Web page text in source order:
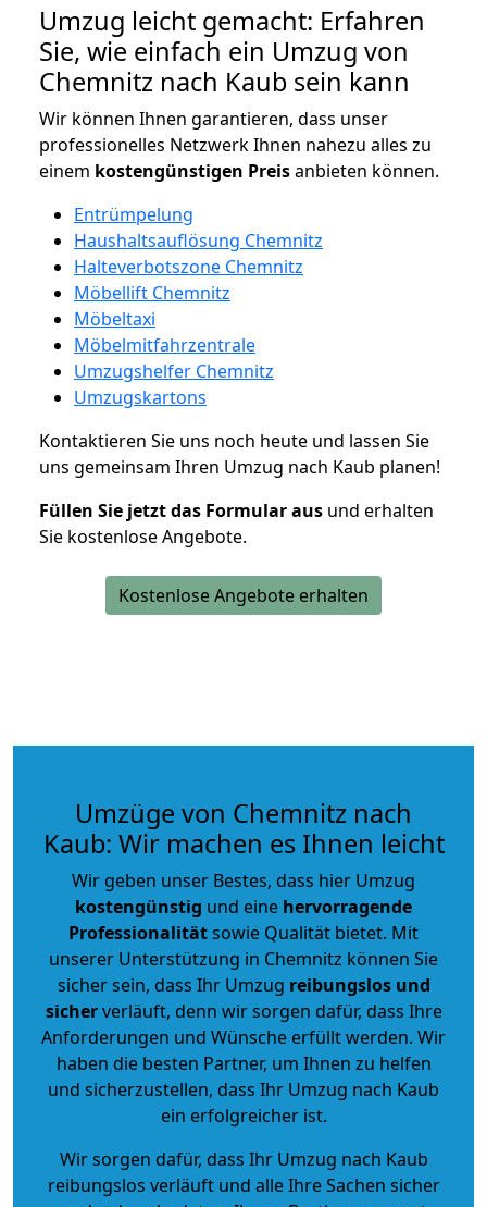
Umzug leicht gemacht: Erfahren
Sie, wie einfach ein Umzug von
Chemnitz nach Kaub sein kann
Wir können Ihnen garantieren, dass unser
professionelles Netzwerk Ihnen nahezu alles zu
einem kostengünstigen Preisanbieten können.
Entrümpelung
Haushaltsauflösung Chemnitz
Halteverbotszone Chemnitz
Möbellift Chemnitz
Möbeltaxi
Möbelmitfahrzentrale
Umzugshelfer Chemnitz
Umzugskartons
Kontaktieren Sie uns noch heute und lassen Sie
uns gemeinsam Ihren Umzug nach Kaub planen!
Füllen Sie jetzt das Formular aus und erhalten
Sie kostenlose Angebote.
Kostenlose Angebote erhalten
Umzüge von Chemnitz nach
Kaub: Wir machen es Ihnen leicht
Wir geben unser Bestes, dass hier Umzug
kostengünstig und eine hervorragende
Professionalitätsowie Qualität bietet. Mit
unserer Unterstützung in Chemnitz können Sie
sicher sein, dass Ihr Umzug reibungslos und
sicherverläuft, denn wir sorgen dafür, dass Ihre
Anforderungen und Wünsche erfüllt werden. Wir
haben die besten Partner, um Ihnen zu helfen
und sicherzustellen, dass Ihr Umzug nach Kaub
ein erfolgreicher ist.
Wir sorgen dafür, dass Ihr Umzug nach Kaub
reibungslos verläuft und alle Ihre Sachen sicher